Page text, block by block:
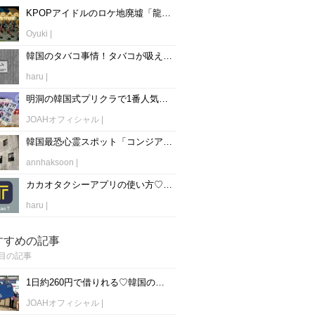
KPOPアイドルのロケ地廃墟「龍馬ランド」とは？MV紹介、一般人も入場可能！
Oyuki
韓国のタバコ事情！タバコが吸える場所や注意点をご紹介！
haru
明洞の韓国式プリクラで1番人気はここ！「フォトシグネチャー(포토시그니처)」
JOAHオフィシャル|
韓国最恐心霊スポット「コンジアム精神病院」の廃墟がヤバすぎる…。【画像有】
annhaksoon
カカオタクシーアプリの使い方♡韓国旅行で便利＆安心！
haru
すめの記事
の記事
1日約260円で借りれる♡韓国のWiFiレンタルおすすめ「WiFi弁当(WiFi Dosirak)」
JOAHオフィシャル|